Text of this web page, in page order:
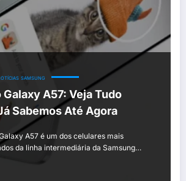
SAMSUNG
Galaxy A57: Veja Tudo
Sabemos Até Agora
A57 é um dos celulares mais
da linha intermediária da Samsung…